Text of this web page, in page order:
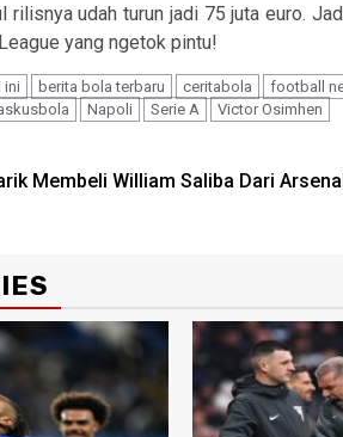
rilisnya udah turun jadi 75 juta euro.
yang ngetok pintu!
ini berita bola terbaru ceritabola football
Napoli Serie A Victor Osimhen
Membeli William Saliba Dari